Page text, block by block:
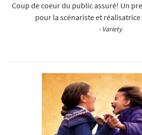
Coup de coeur du public assuré! Un
pour la scénariste et réalisatrice
- Variety